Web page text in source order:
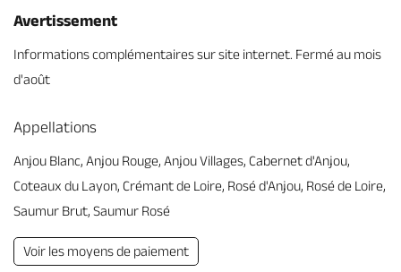
Avertissement
Informations complémentaires sur site internet. Fermé au mois
d'août
Appellations
Anjou Blanc, Anjou Rouge, Anjou Villages, Cabernet d'Anjou,
Coteaux du Layon, Crémant de Loire, Rosé d'Anjou, Rosé de Loire,
Saumur Brut, Saumur Rosé
Voir les moyens de paiement